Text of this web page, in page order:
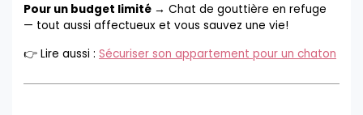
Pour un budget limité → Chat de gouttière en refuge
— tout aussi affectueux et vous sauvez une vie!
👉 Lire aussi :Sécuriser son appartement pour un chaton